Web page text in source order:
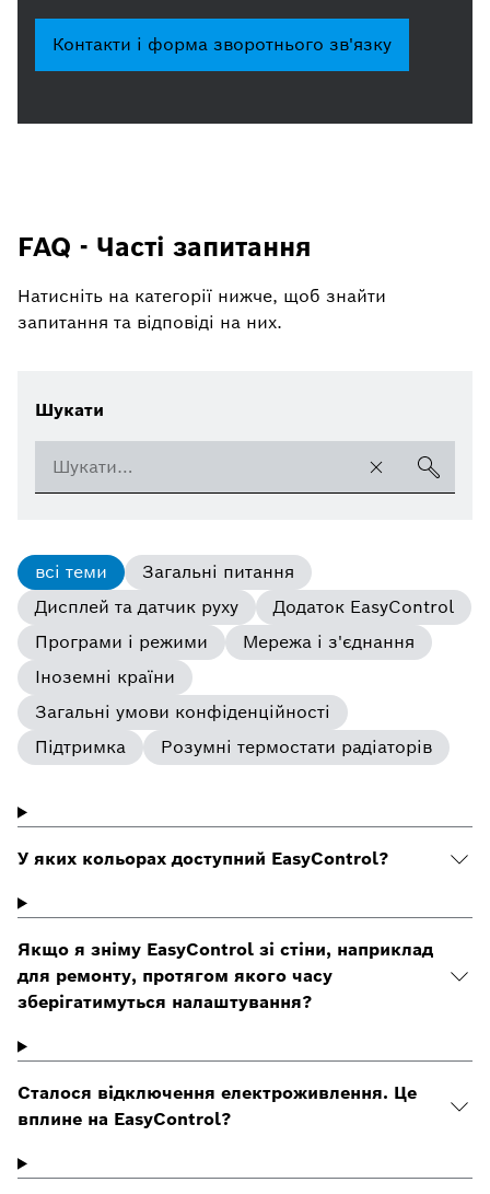
Контакти і форма зворотнього зв'язку
FAQ - Часті запитання
Натисніть на категорії нижче, щоб знайти
запитання та відповіді на них.
Шукати
всі теми
Загальні питання
Дисплей та датчик руху
Додаток EasyControl
Програми і режими
Мережа і з'єднання
Іноземні країни
Загальні умови конфіденційності
Підтримка
Розумні термостати радіаторів
У яких кольорах доступний EasyControl?
Якщо я зніму EasyControl зі стіни, наприклад
для ремонту, протягом якого часу
зберігатимуться налаштування?
Сталося відключення електроживлення. Це
вплине на EasyControl?